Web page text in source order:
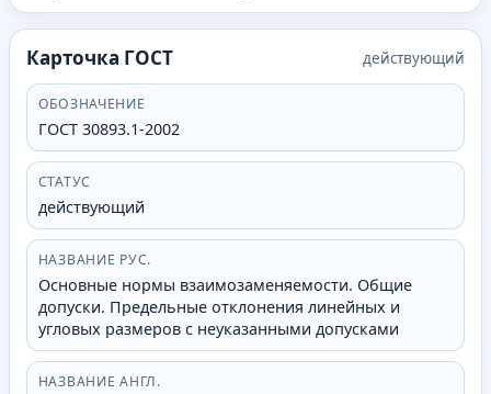
Карточка ГОСТ действующий
ОБОЗНАЧЕНИЕ
ГОСТ 30893.1-2002
СТАТУС
действующий
НАЗВАНИЕ РУС.
Основные нормы взаимозаменяемости. Общие
допуски. Предельные отклонения линейных и
угловых размеров с неуказанными допусками
НАЗВАНИЕ АНГЛ.